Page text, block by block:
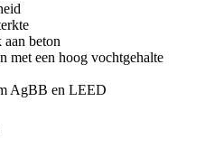
beton
met een hoog vochtgehalte
AgBB en LEED